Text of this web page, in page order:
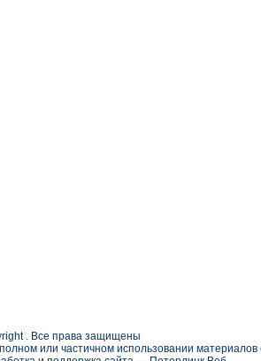
. Все права защищены
или частичном использовании